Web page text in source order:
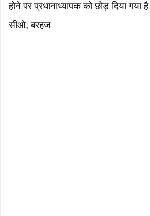
होने पर प्रधानाध्यापक को छोड़ दिया
सीओ, बरहज